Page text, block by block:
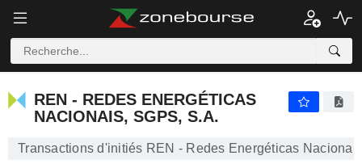
REN - REDES ENERGÉTICAS
NACIONAIS, SGPS, S.A.
Transactions d'initiés REN - Redes Energéticas